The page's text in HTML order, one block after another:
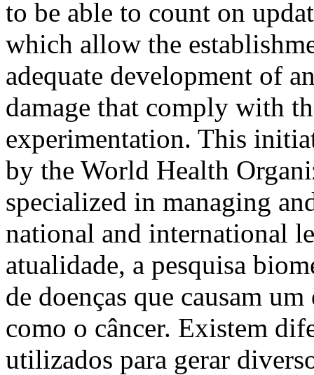
to be able to count on
which allow the
adequate development of
damage that comply with
experimentation. This
by the World Health
specialized in managing
national and international
atualidade, a pesquisa
de doenças que causam
como o câncer. Existem
utilizados para gerar